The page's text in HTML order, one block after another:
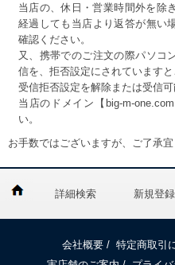
当店の、休日・営業時間外を除
経過しても当店より返答が無い
確認ください。
又、携帯でのご注文の際パソコ
信を、拒否設定にされていますと
受信拒否設定を解除または受信
当店のドメイン【big-m-
い。
お手数ではございますが、ご了承宜
詳細検索 新規登録
会社概要 / 特定商取引